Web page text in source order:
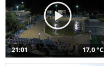
21:01 17,0 °C